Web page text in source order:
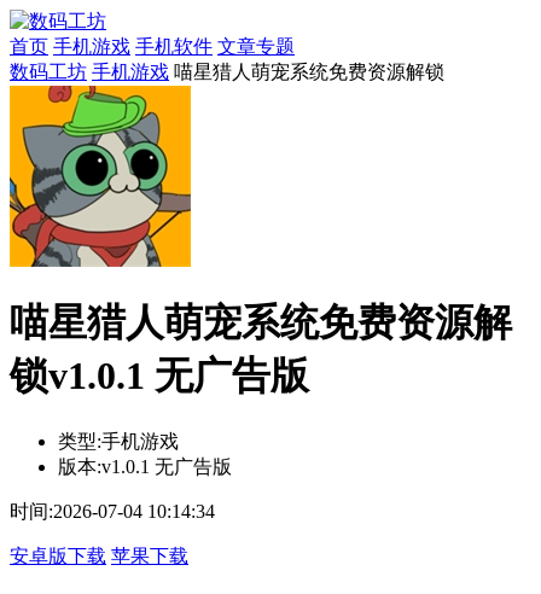
首页 手机游戏 手机软件 文章专题
数码工坊 手机游戏 喵星猎人萌宠系统免费资源解锁
喵星猎人萌宠系统免费资源解
锁v1.0.1 无广告版
类型:手机游戏
版本:v1.0.1 无广告版
时间:2026-07-04 10:14:34
安卓版下载 苹果下载